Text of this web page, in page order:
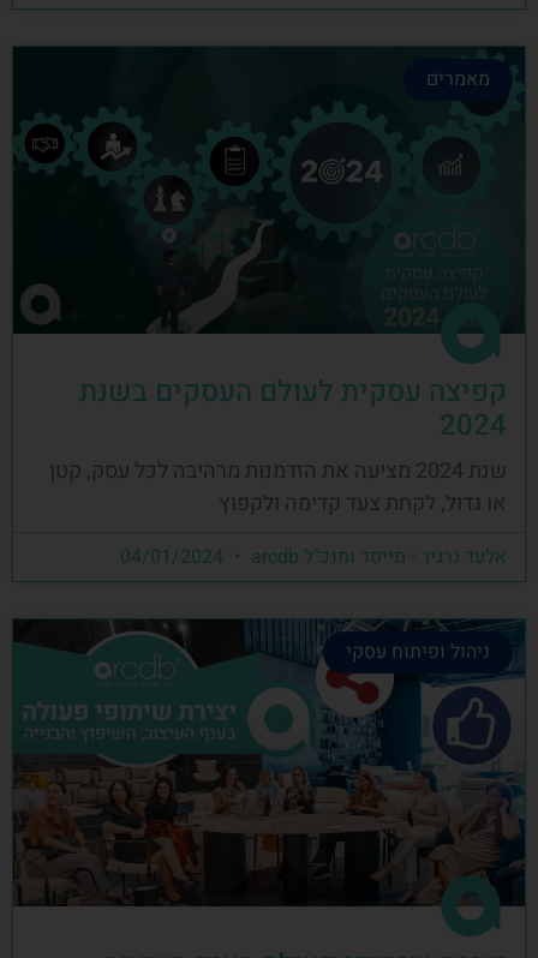
מאמרים
קפיצה עסקית לעולם העסקים בשנת
2024
שנת 2024 מציעה את הזדמנות מרהיבה לכל עסק, קטן
או גדול, לקחת צעד קדימה ולקפוץ
אלעד גרגיר - מייסד ומנכ"ל arcdb
ניהול ופיתוח עסקי